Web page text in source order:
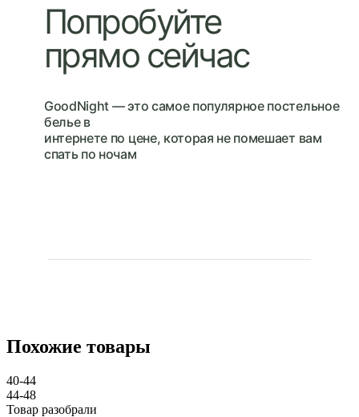
Попробуйте
прямо сейчас
GoodNight — это cамое популярное постельное
белье в
интернете по цене, которая не помешает вам
спать по ночам
Похожие товары
40-44
44-48
Товар разобрали